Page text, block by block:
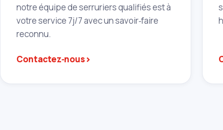
notre équipe de serruriers qualifiés est à
votre service 7j/7 avec un savoir‑faire
reconnu.
Contactez‑nous›